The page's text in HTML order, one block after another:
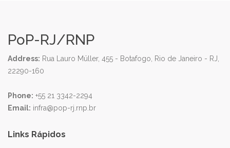
PoP-RJ/RNP
Address: Rua Lauro Müller, 455 - Botafogo, Rio de Janeiro - RJ,
22290-160
Phone: +55 21 3342-2294
Email: infra@pop-rj.rnp.br
Links Rápidos